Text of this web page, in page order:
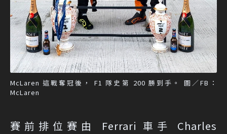
McLaren 這戰奪冠後， F1 隊史第 200 勝到手。 圖／FB：
McLaren
賽前排位賽由 Ferrari 車手 Charles